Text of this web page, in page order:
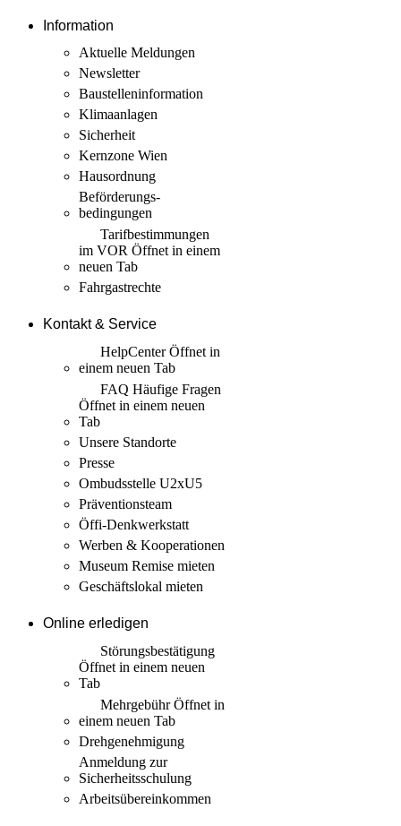
Information
Aktuelle Meldungen
Newsletter
Baustellen­information
Klimaanlagen
Sicherheit
Kernzone Wien
Hausordnung
Beförderungs­
bedingungen
Tarif­bestimmungen
im VOR Öffnet in einem
neuen Tab
Fahrgastrechte
Kontakt & Service
HelpCenterÖffnet in
einem neuen Tab
FAQ Häufige Fragen
Öffnet in einem neuen
Tab
Unsere Standorte
Presse
Ombudsstelle U2xU5
Präventionsteam
Öffi-Denkwerkstatt
Werben & Kooperationen
Museum Remise mieten
Geschäftslokal mieten
Online erledigen
Störungs­bestätigung
Öffnet in einem neuen
Tab
MehrgebührÖffnet in
einem neuen Tab
Drehgenehmigung
Anmeldung zur
Sicherheits­schulung
Arbeits­übereinkommen